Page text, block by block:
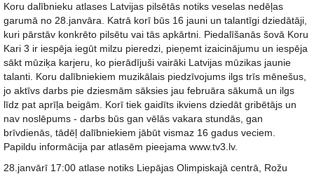
Koru dalībnieku atlases Latvijas pilsētās notiks veselas nedēļas
garumā no 28.janvāra. Katrā korī būs 16 jauni un talantīgi dziedātāji,
kuri pārstāv konkrēto pilsētu vai tās apkārtni. Piedalīšanās šovā Koru
Kari 3 ir iespēja iegūt milzu pieredzi, pieņemt izaicinājumu un iespēja
sākt mūziķa karjeru, ko pierādījuši vairāki Latvijas mūzikas jaunie
talanti. Koru dalībniekiem muzikālais piedzīvojums ilgs trīs mēnešus,
jo aktīvs darbs pie dziesmām sāksies jau februāra sākumā un ilgs
līdz pat aprīļa beigām. Korī tiek gaidīts ikviens dziedāt gribētājs un
nav noslēpums - darbs būs gan vēlās vakara stundās, gan
brīvdienās, tādēļ dalībniekiem jābūt vismaz 16 gadus veciem.
Papildu informācija par atlasēm pieejama www.tv3.lv.
28.janvārī 17:00 atlase notiks Liepājas Olimpiskajā centrā, Rožu